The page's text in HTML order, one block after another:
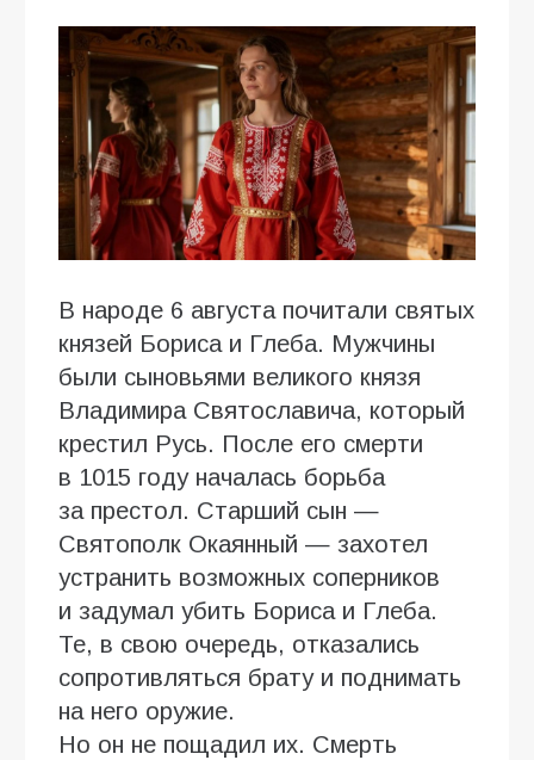
В народе 6 августа почитали святых
князей Бориса и Глеба. Мужчины
были сыновьями великого князя
Владимира Святославича, который
крестил Русь. После его смерти
в 1015 году началась борьба
за престол. Старший сын —
Святополк Окаянный — захотел
устранить возможных соперников
и задумал убить Бориса и Глеба.
Те, в свою очередь, отказались
сопротивляться брату и поднимать
на него оружие.
Но он не пощадил их. Смерть